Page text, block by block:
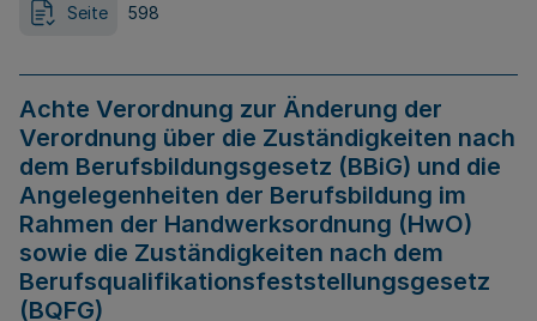
Seite 598
Achte Verordnung zur Änderung der
Verordnung über die Zuständigkeiten nach
dem Berufsbildungsgesetz (BBiG) und die
Angelegenheiten der Berufsbildung im
Rahmen der Handwerksordnung (HwO)
sowie die Zuständigkeiten nach dem
Berufsqualifikationsfeststellungsgesetz
(BQFG)